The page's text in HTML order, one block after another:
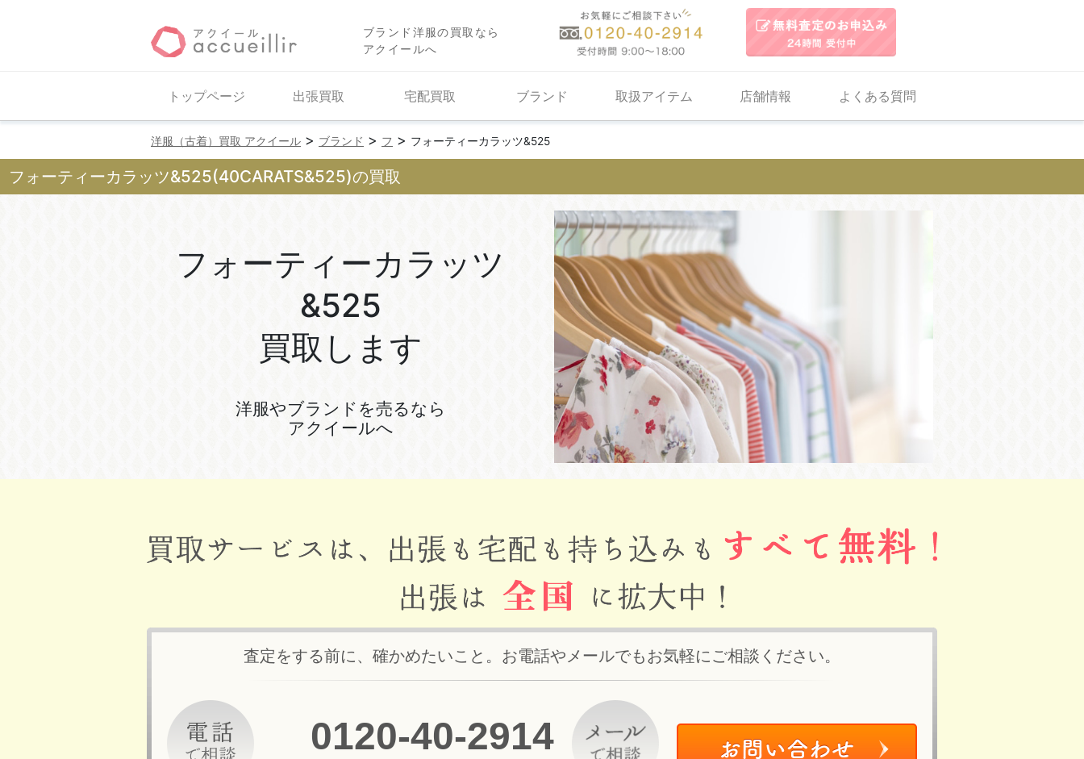
ブランド洋服の買取なら
アクイールへ
トップページ 出張買取 宅配買取 ブランド 取扱アイテム 店舗情報 よくある質問
洋服（古着）買取 アクイール > ブランド > フ > フォーティーカラッツ&525
フォーティーカラッツ&525(40CARATS&525)の買取
フォーティーカラッツ
&525
買取します
洋服やブランドを売るなら
アクイールへ
査定をする前に、確かめたいこと。お電話やメールでもお気軽にご相談ください。
0120-40-2914